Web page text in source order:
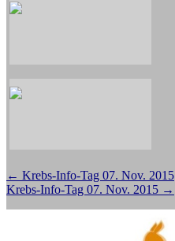
Beitragsnavigation
← Krebs-Info-Tag 07. Nov. 2015
Krebs-Info-Tag 07. Nov. 2015 →